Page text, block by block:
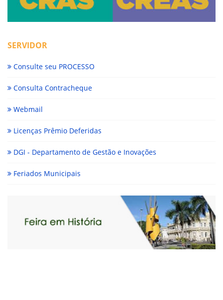
SERVIDOR
Consulte seu PROCESSO
Consulta Contracheque
Webmail
Licenças Prêmio Deferidas
DGI - Departamento de Gestão e Inovações
Feriados Municipais